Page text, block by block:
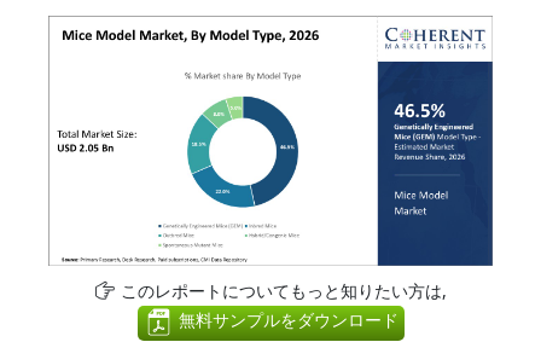
このレポートについてもっと知りたい方は,
無料サンプルをダウンロード